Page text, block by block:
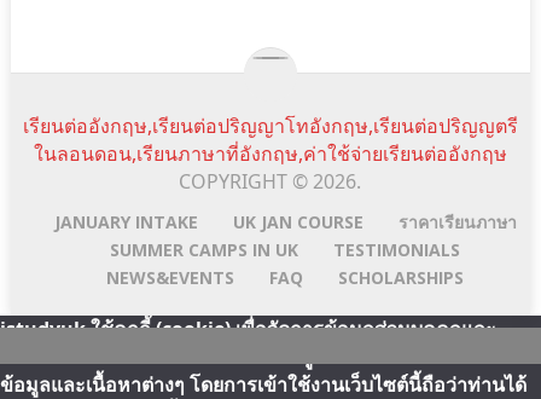
เรียนต่ออังกฤษ,เรียนต่อปริญญาโทอังกฤษ,เรียนต่อปริญญตรี
ในลอนดอน,เรียนภาษาที่อังกฤษ,ค่าใช้จ่ายเรียนต่ออังกฤษ
COPYRIGHT © 2026.
JANUARY INTAKE UK JAN COURSE
ราคาเรียนภาษา
SUMMER CAMPS IN UK
TESTIMONIALS
NEWS&EVENTS
FAQ SCHOLARSHIPS
Scroll
Line:id
Email
FacebookYouTube
istudyuk ใช้คุกกี้ (cookie) เพื่อจัดการข้อมูลส่วนบุคคลและ
ข้อมูลและเนื้อหาต่างๆ โดยการเข้าใช้งานเว็บไซต์นี้ถือว่าท่านได้